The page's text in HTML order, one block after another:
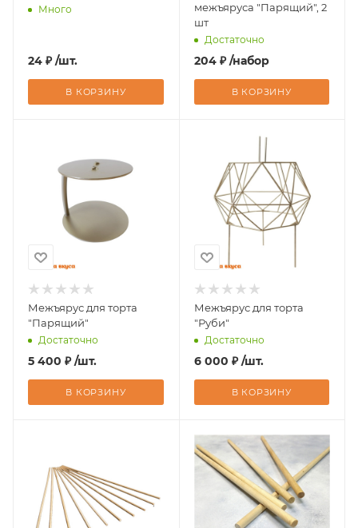
Много
24 ₽ /шт.
В КОРЗИНУ
межъяруса "Парящий", 2
шт
Достаточно
204 ₽ /набор
В КОРЗИНУ
Межъярус для торта
"Парящий"
Достаточно
5 400 ₽ /шт.
В КОРЗИНУ
Межъярус для торта
"Руби"
Достаточно
6 000 ₽ /шт.
В КОРЗИНУ